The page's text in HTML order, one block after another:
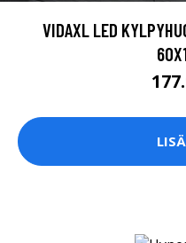
VIDAXL LED